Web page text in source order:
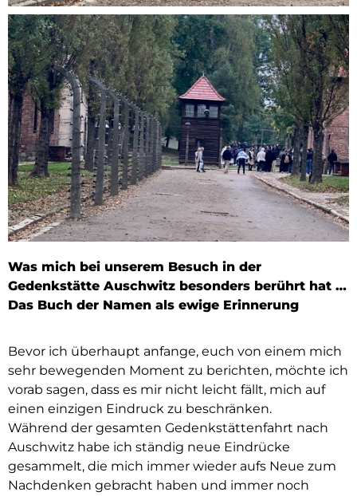
Was mich bei unserem Besuch in der
Gedenkstätte Auschwitz besonders berührt hat …
Das Buch der Namen als ewige Erinnerung
Bevor ich überhaupt anfange, euch von einem mich
sehr bewegenden Moment zu berichten, möchte ich
vorab sagen, dass es mir nicht leicht fällt, mich auf
einen einzigen Eindruck zu beschränken.
Während der gesamten Gedenkstättenfahrt nach
Auschwitz habe ich ständig neue Eindrücke
gesammelt, die mich immer wieder aufs Neue zum
Nachdenken gebracht haben und immer noch